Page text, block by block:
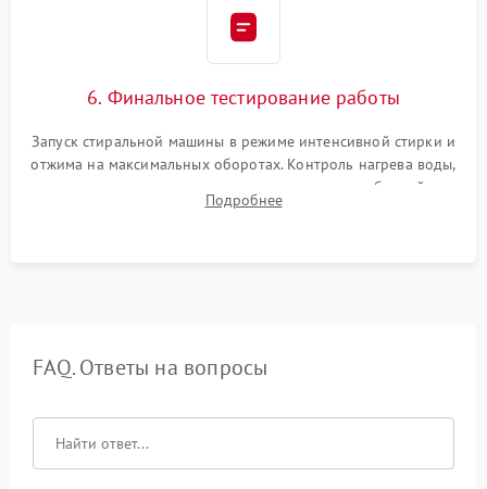
6. Финальное тестирование работы
Запуск стиральной машины в режиме интенсивной стирки и
отжима на максимальных оборотах. Контроль нагрева воды,
корректности слива, отсутствия излишних вибраций,
посторонних стуков и протечек под корпусом.
Подробнее
FAQ. Ответы на вопросы